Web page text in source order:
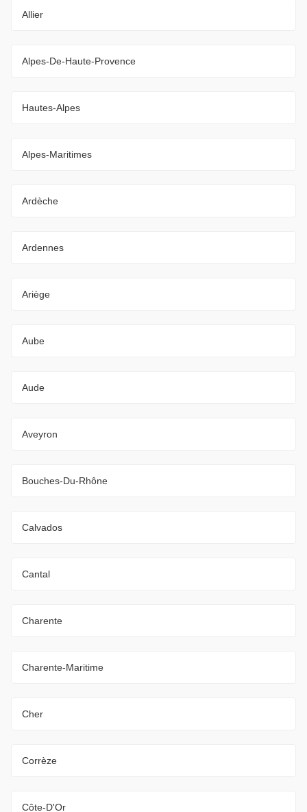
Allier
Alpes-De-Haute-Provence
Hautes-Alpes
Alpes-Maritimes
Ardèche
Ardennes
Ariège
Aube
Aude
Aveyron
Bouches-Du-Rhône
Calvados
Cantal
Charente
Charente-Maritime
Cher
Corrèze
Côte-D'Or